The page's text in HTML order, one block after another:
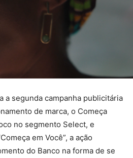
a segunda campanha publicitária
de marca, o Começa
no segmento Select, e
em Você”, a ação
do Banco na forma de se